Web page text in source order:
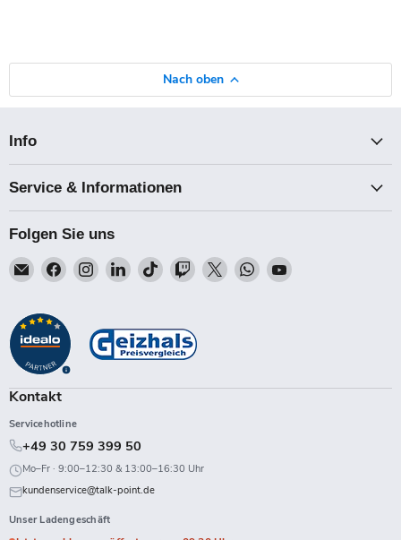
Nach oben
Info
Service & Informationen
Folgen Sie uns
Email
Talk-
Finden
Sie
auf
Facebook
Finden
Sie
auf
Instagram
Finden
Sie
auf
LinkedIn
Finden
Sie
auf
TikTok
Finden
Sie
Twitch
Finden
Sie
Finden
Sie
Finden
Kontakt
Servicehotline
+49 30 759 399 50
Mo–Fr · 9:00–12:30 & 13:00–16:30 Uhr
kundenservice@talk-point.de
Unser Ladengeschäft